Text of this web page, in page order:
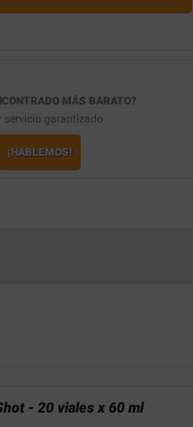
MÁS BARATO?
servicio garantizado
¡HABLEMOS!
- 20 viales x 60 ml